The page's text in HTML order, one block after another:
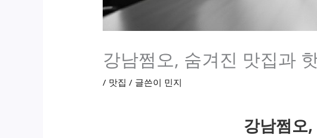
강남쩜오, 숨겨진 맛집과
/ 맛집 / 글쓴이 민지
강남쩜오